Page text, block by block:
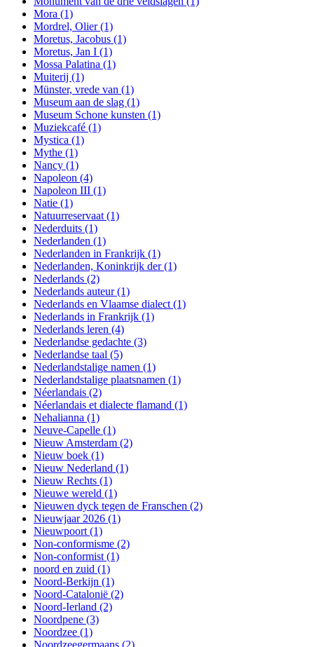
Mora (1)
Mordrel, Olier(1)
Moretus, Jacobus (1)
Moretus, Jan I (1)
Mossa Palatina (1)
Muiterij (1)
Münster, vrede van (1)
Museum aan de slag (1)
Museum Schone kunsten (1)
Muziekcafé (1)
Mystica (1)
Mythe (1)
Nancy (1)
Napoleon (4)
Napoleon III (1)
Natie (1)
Natuurreservaat (1)
Nederduits (1)
Nederlanden (1)
Nederlanden in Frankrijk (1)
Nederlanden, Koninkrijk der(1)
Nederlands (2)
Nederlands auteur(1)
Nederlands en Vlaamse dialect (1)
Nederlands in Frankrijk (1)
Nederlands leren (4)
Nederlandse gedachte (3)
Nederlandse taal (5)
Nederlandstalige namen (1)
Nederlandstalige plaatsnamen (1)
Néerlandais (2)
Néerlandais et dialecte flamand (1)
Nehalianna (1)
Neuve-Capelle (1)
Nieuw Amsterdam (2)
Nieuw boek (1)
Nieuw Nederland (1)
Nieuw Rechts (1)
Nieuwe wereld (1)
Nieuwen dyck tegen de Franschen (2)
Nieuwjaar 2026 (1)
Nieuwpoort (1)
Non-conformisme (2)
Non-conformist (1)
noord en zuid (1)
Noord-Berkijn (1)
Noord-Catalonië (2)
Noord-Ierland (2)
Noordpene (3)
Noordzee (1)
Noordzeegermaans (2)